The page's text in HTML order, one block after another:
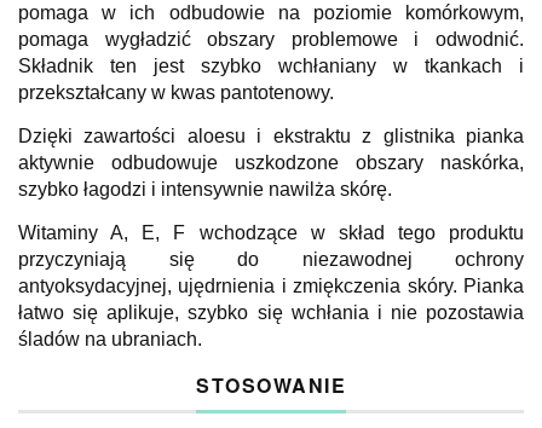
pomaga w ich odbudowie na poziomie komórkowym,
pomaga wygładzić obszary problemowe i odwodnić.
Składnik ten jest szybko wchłaniany w tkankach i
przekształcany w kwas pantotenowy.
Dzięki zawartości aloesu i ekstraktu z glistnika pianka
aktywnie odbudowuje uszkodzone obszary naskórka,
szybko łagodzi i intensywnie nawilża skórę.
Witaminy A, E, F wchodzące w skład tego produktu
przyczyniają się do niezawodnej ochrony
antyoksydacyjnej, ujędrnienia i zmiękczenia skóry. Pianka
łatwo się aplikuje, szybko się wchłania i nie pozostawia
śladów na ubraniach.
STOSOWANIE